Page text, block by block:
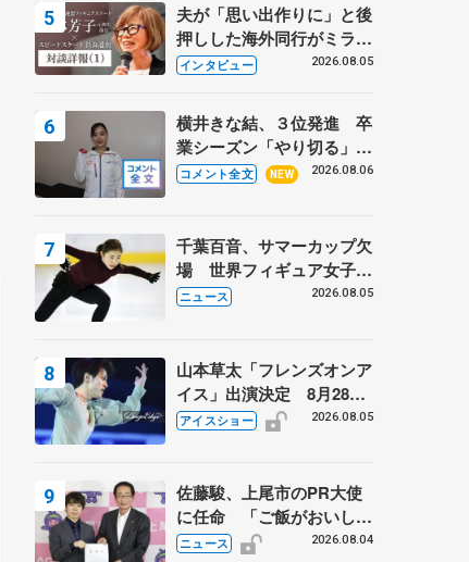
夫が「思い出作りに」と後
押しした海外同行がミラノ
まで… 繁華街のリンクで
に 小林芳子さんが振り返
るスケート人生
インタビュー 2026.08.05
横井きな結、３位発進 卒
業シーズン「やり切る」
【みなとアクルス杯SP】
コメント全文 NEW 2026.08.06
千葉百音、サマーカップ欠
場 世界フィギュア女子2
位
ニュース 2026.08.05
山本草太「フレンズオンア
イス」出演決定 8月28日
（金）2公演のみ 荒川静
アイスショー 2026.08.05
佐藤駿、上尾市のPR大使
に任命 「ご飯がおいし
く、住みやすいのが魅力」
ニュース 2026.08.04